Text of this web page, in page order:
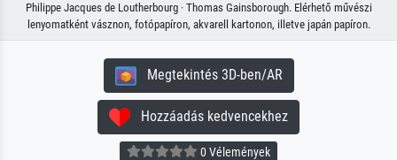
Philippe Jacques de Loutherbourg · Thomas Gainsborough. Elérhető művészi
lenyomatként vásznon, fotópapíron, akvarell kartonon, illetve japán papíron.
Megtekintés 3D-ben/AR
Hozzáadás kedvencekhez
0 Vélemények